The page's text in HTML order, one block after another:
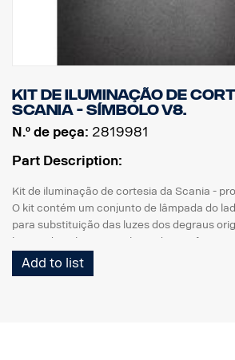
Kit de iluminação de
Scania - símbolo V8.
N.º de peça: 2819981
Part Description:
Kit de iluminação de cortesia da Scania -
O kit contém um conjunto de lâmpada do
para substituição das luzes dos degraus
bastando utilizar uma chave de parafusos
direta à cablagem original.
Add to list